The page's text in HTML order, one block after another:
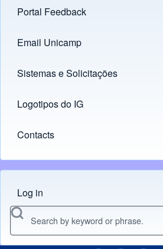
Footer menu
Portal Feedback
Links
Email Unicamp
(opens in new tab)
Sistemas e Solicitações
(opens in new tab)
Logotipos do IG
(opens in new tab)
Contacts
Menu do usuário
Log in
Search